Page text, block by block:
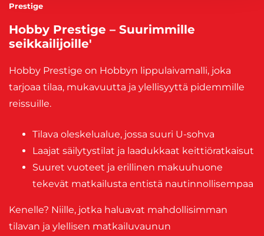
Prestige
Hobby Prestige – Suurimmille
seikkailijoille'
Hobby Prestige on Hobbyn lippulaivamalli, joka
tarjoaa tilaa, mukavuutta ja ylellisyyttä pidemmille
reissuille.
Tilava oleskelualue, jossa suuri U-sohva
Laajat säilytystilat ja laadukkaat keittiöratkaisut
Suuret vuoteet ja erillinen makuuhuone
tekevät matkailusta entistä nautinnollisempaa
Kenelle? Niille, jotka haluavat mahdollisimman
tilavan ja ylellisen matkailuvaunun